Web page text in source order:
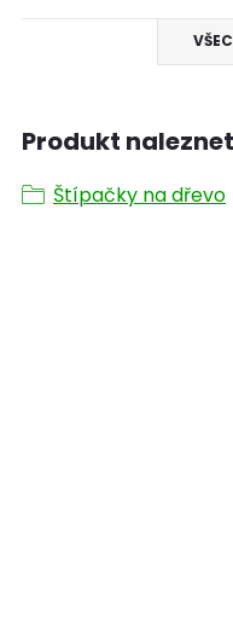
Produkt
Štípačky na dřevo